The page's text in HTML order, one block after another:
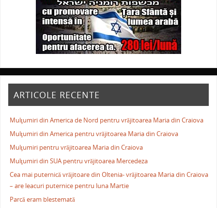
ARTICOLE RECENTE
Mulţumiri din America de Nord pentru vrăjitoarea Maria din Craiova
Mulţumiri din America pentru vrăjitoarea Maria din Craiova
Mulţumiri pentru vrăjitoarea Maria din Craiova
Mulţumiri din SUA pentru vrăjitoarea Mercedeza
Cea mai puternică vrăjitoare din Oltenia- vrăjitoarea Maria din Craiova
– are leacuri puternice pentru luna Martie
Parcă eram blestemată